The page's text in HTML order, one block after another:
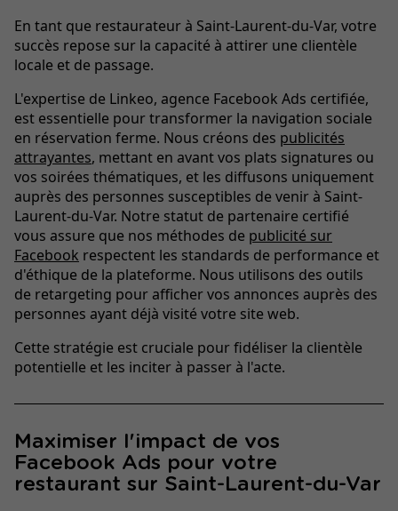
En tant que restaurateur à Saint-Laurent-du-Var, votre
succès repose sur la capacité à attirer une clientèle
locale et de passage.
L'expertise de Linkeo, agence Facebook Ads certifiée,
est essentielle pour transformer la navigation sociale
en réservation ferme. Nous créons des publicités
attrayantes, mettant en avant vos plats signatures ou
vos soirées thématiques, et les diffusons uniquement
auprès des personnes susceptibles de venir à Saint-
Laurent-du-Var. Notre statut de partenaire certifié
vous assure que nos méthodes de publicité sur
Facebook respectent les standards de performance et
d'éthique de la plateforme. Nous utilisons des outils
de retargeting pour afficher vos annonces auprès des
personnes ayant déjà visité votre site web.
Cette stratégie est cruciale pour fidéliser la clientèle
potentielle et les inciter à passer à l'acte.
Maximiser l'impact de vos
Facebook Ads pour votre
restaurant sur Saint-Laurent-du-Var